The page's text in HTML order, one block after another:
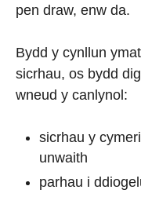
pen draw, enw da.
Bydd y cynllun
sicrhau, os bydd
wneud y canlynol:
sicrhau y
unwaith
parhau i